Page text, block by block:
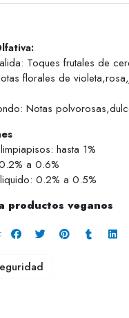
Toques frutales de
florales de
Notas
hasta 1%
a 0.6%
0.2% a 0.5%
productos veganos